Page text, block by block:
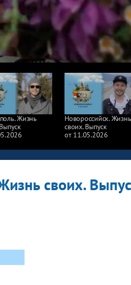
Жизнь
Новороссийск. Жизнь
своих. Выпуск
от 11.05.2026
своих.